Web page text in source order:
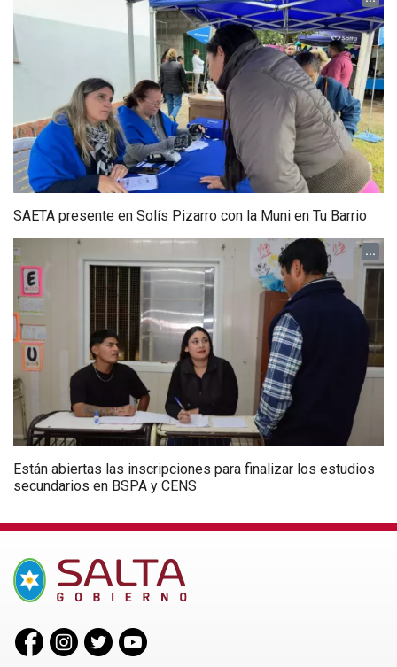
SAETA presente en Solís Pizarro con la Muni en Tu Barrio
...
Están abiertas las inscripciones para finalizar los estudios
secundarios en BSPA y CENS